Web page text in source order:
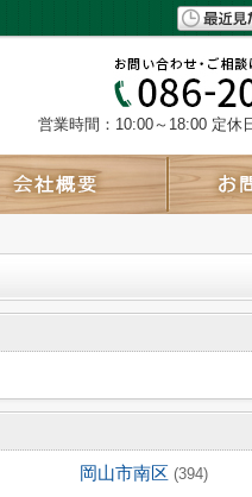
営業時間：10:00～18:00 定休
岡山市南区 (394)